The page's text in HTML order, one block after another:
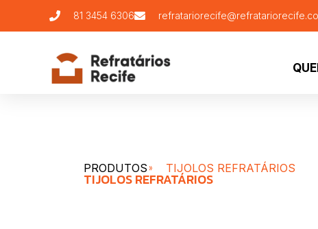
81 3454 6306
PRODUTOS TIJOLOS REFRATÁRIOS
TIJOLOS REFRATÁRIOS